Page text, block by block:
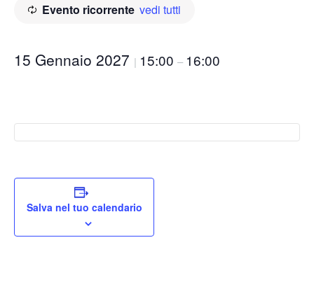
Evento ricorrente vedi tutti
15 Gennaio 2027 | 15:00 – 16:00
Salva nel tuo calendario